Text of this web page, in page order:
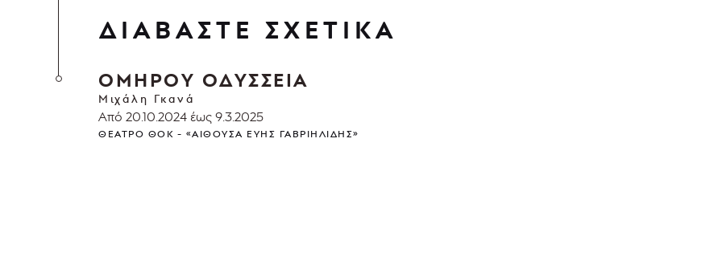
ΔΙΑΒΑΣΤΕ ΣΧΕΤΙΚΑ
ΟΜΗΡΟΥ ΟΔΥΣΣΕΙΑ
Μιχάλη Γκανά
Από 20.10.2024 έως 9.3.2025
ΘΈΑΤΡΟ ΘΟΚ - «ΑΊΘΟΥΣΑ ΕΎΗΣ ΓΑΒΡΙΗΛΊΔΗΣ»